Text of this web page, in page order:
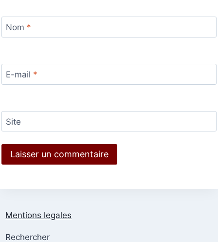
Nom *
E-mail *
Site
Mentions legales
Rechercher